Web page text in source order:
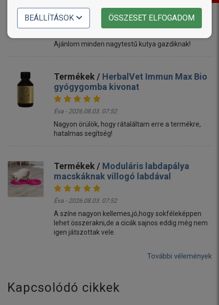
10/10 es!
Két Amerika Akita számára szoktam venni, és csak
Ajánlom minden nagytestű kutya gazdiknak!
Termékek / HerbalVet Immun Max Bio
gyógygomba kivonat
Éva - 2026.08.03. 07:52
Nagyon örülök, hogy rátaláltam erre a termékre,
hatalmas segítség!
Termékek / Moduláris labdapálya
macskáknak villogó labdával
Éva - 2026.08.03. 07:52
A színe nagyon kellemes,jó,hogy sokféleképpen
lehet összerakni,de a cicák sajnos eddig még nem
igen játszottak vele.
További vélemények
Kapcsolódó cikkek
BEÁLLÍTÁSOK ÖSSZESET ELFOGADOM